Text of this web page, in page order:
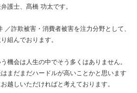
護士、髙橋 功太です。
／詐欺被害・消費者被害を注力分野として、
組んでおります。
機会は人生の中でそう多くはありません。
まだまだハードルが高いことかと思います
越しいただければと考えております。